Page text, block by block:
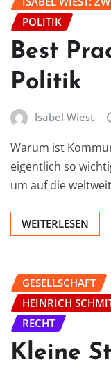
POLITIK
Best
Politik
Isabel Wiest
Warum ist
eigentlich so
um auf die
WEITERLESEN
GESELLSCHAFT
HEINRICH
RECHT
Kleine